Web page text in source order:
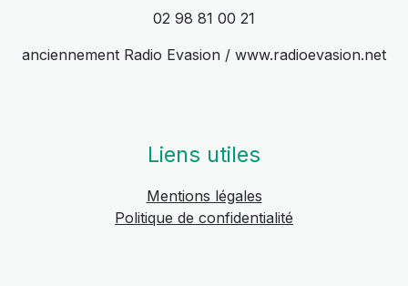
02 98 81 00 21
anciennement Radio Evasion / www.radioevasion.net
Liens utiles
Mentions légales
Politique de confidentialité